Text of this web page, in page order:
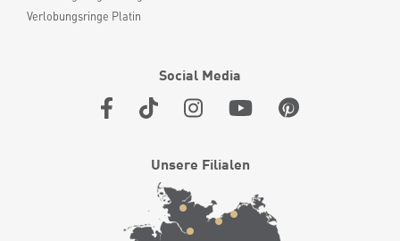
Verlobungsringe Platin
Social Media
Unsere Filialen